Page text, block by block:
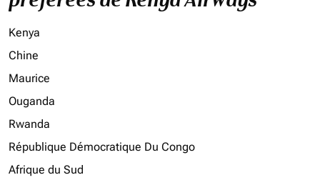
Kenya
Chine
Maurice
Ouganda
Rwanda
République Démocratique Du Congo
Afrique du Sud